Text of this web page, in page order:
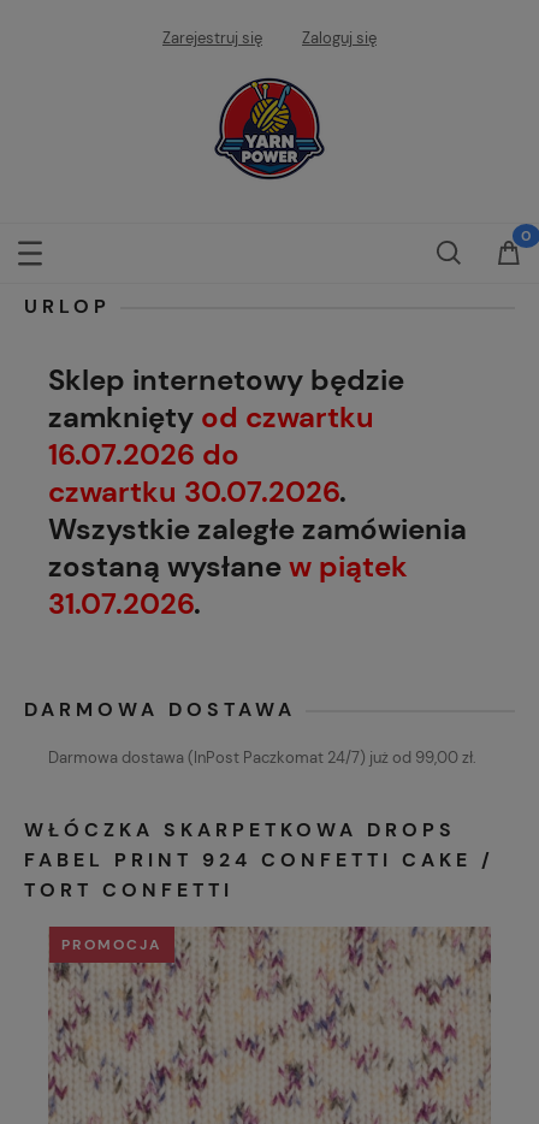
Zarejestruj się Zaloguj się
URLOP
Sklep internetowy będzie
zamknięty od czwartku
16.07.2026 do
czwartku 30.07.2026.
Wszystkie zaległe zamówienia
zostaną wysłanew piątek
31.07.2026.
DARMOWA DOSTAWA
Darmowa dostawa (InPost Paczkomat 24/7) już od 99,00 zł.
WŁÓCZKA SKARPETKOWA DROPS
FABEL PRINT 924 CONFETTI CAKE /
TORT CONFETTI
PROMOCJA